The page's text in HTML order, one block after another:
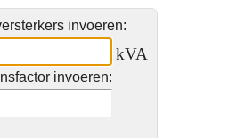
invoeren:
kVA
invoeren: